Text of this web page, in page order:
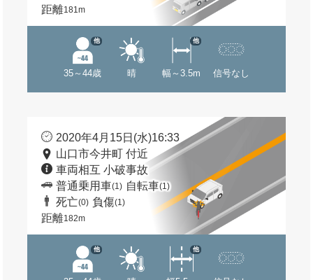
距離181m
35～44歳
他
晴 幅～3.5m
他
信号なし
2020年4月15日(水)16:33
山口市今井町 付近
車両相互 小破事故
普通乗用車(1) 自転車(1)
死亡(0) 負傷(1)
距離182m
他 他